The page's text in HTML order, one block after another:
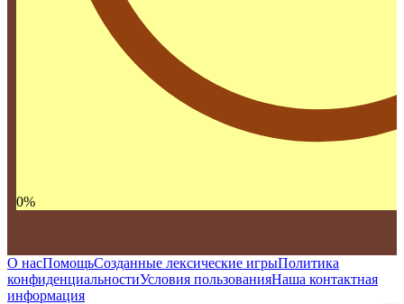
0%
О насПомощьСозданные лексические игрыПолитика
конфиденциальностиУсловия пользованияНаша контактная
информация